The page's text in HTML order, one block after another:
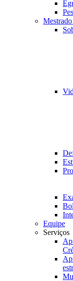
Equipe
Serviços